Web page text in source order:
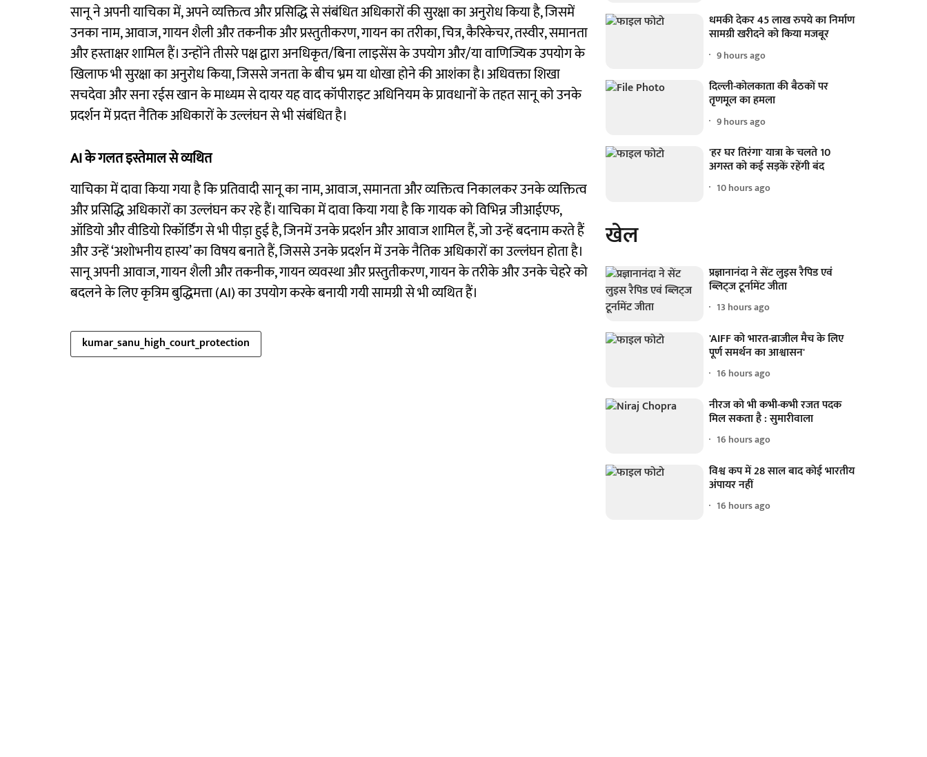
सानू ने अपनी याचिका में, अपने व्यक्तित्व और प्रसिद्धि से संबंधित अधिकारों की सुरक्षा का अनुरोध किया है, जिसमें
उनका नाम, आवाज, गायन शैली और तकनीक और प्रस्तुतीकरण, गायन का तरीका, चित्र, कैरिकेचर, तस्वीर, समानता
और हस्ताक्षर शामिल हैं। उन्होंने तीसरे पक्ष द्वारा अनधिकृत/बिना लाइसेंस के उपयोग और/या वाणिज्यिक उपयोग के
खिलाफ भी सुरक्षा का अनुरोध किया, जिससे जनता के बीच भ्रम या धोखा होने की आशंका है। अधिवक्ता शिखा
सचदेवा और सना रईस खान के माध्यम से दायर यह वाद कॉपीराइट अधिनियम के प्रावधानों के तहत सानू को उनके
प्रदर्शन में प्रदत्त नैतिक अधिकारों के उल्लंघन से भी संबंधित है।
AI के गलत इस्तेमाल से व्यथित
याचिका में दावा किया गया है कि प्रतिवादी सानू का नाम, आवाज, समानता और व्यक्तित्व निकालकर उनके व्यक्तित्व
और प्रसिद्धि अधिकारों का उल्लंघन कर रहे हैं। याचिका में दावा किया गया है कि गायक को विभिन्न जीआईएफ,
ऑडियो और वीडियो रिकॉर्डिंग से भी पीड़ा हुई है, जिनमें उनके प्रदर्शन और आवाज शामिल हैं, जो उन्हें बदनाम करते हैं
और उन्हें ‘अशोभनीय हास्य’ का विषय बनाते हैं, जिससे उनके प्रदर्शन में उनके नैतिक अधिकारों का उल्लंघन होता है।
सानू अपनी आवाज, गायन शैली और तकनीक, गायन व्यवस्था और प्रस्तुतीकरण, गायन के तरीके और उनके चेहरे को
बदलने के लिए कृत्रिम बुद्धिमत्ता (AI) का उपयोग करके बनायी गयी सामग्री से भी व्यथित हैं।
kumar_sanu_high_court_protection
धमकी देकर 45 लाख रुपये का निर्माण
सामग्री खरीदने को किया मजबूर
9 hours ago
दिल्ली-कोलकाता की बैठकों पर
तृणमूल का हमला
9 hours ago
'हर घर तिरंगा' यात्रा के चलते 10
अगस्त को कई सड़कें रहेंगी बंद
10 hours ago
खेल
प्रज्ञानानंदा ने सेंट लुइस रैपिड एवं
ब्लिट्ज टूर्नामेंट जीता
13 hours ago
'AIFF को भारत-ब्राजील मैच के लिए
पूर्ण समर्थन का आश्वासन'
16 hours ago
नीरज को भी कभी-कभी रजत पदक
मिल सकता है : सुमारीवाला
16 hours ago
विश्व कप में 28 साल बाद कोई भारतीय
अंपायर नहीं
16 hours ago